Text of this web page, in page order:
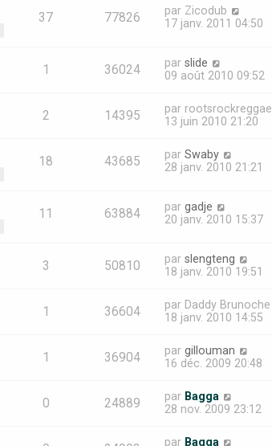
37 77826 par Zicodub
17 janv. 2011 04:50
1 36024 par slide
09 août 2010 09:52
2 14395 par rootsrockreggae
13 juin 2010 21:20
18 43685 par Swaby
28 janv. 2010 21:21
11 63884 par gadje
20 janv. 2010 15:37
3 50810 par slengteng
18 janv. 2010 19:51
1 36604 par Daddy Brunoche
18 janv. 2010 14:55
1 36904 par gillouman
16 déc. 2009 20:48
0 24889 par Bagga
28 nov. 2009 23:12
par Bagga